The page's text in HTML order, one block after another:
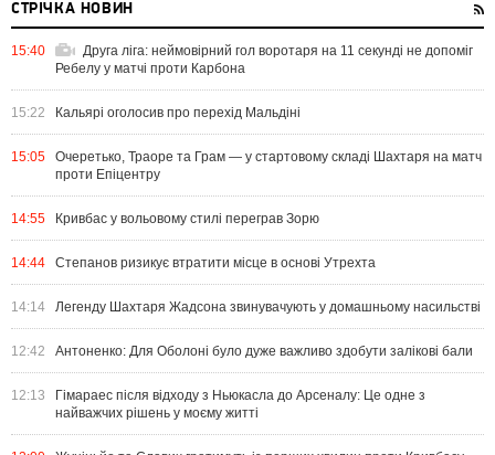
СТРІЧКА НОВИН
15:40
Друга ліга: неймовірний гол воротаря на 11 секунді не допоміг
Ребелу у матчі проти Карбона
15:22 Кальярі оголосив про перехід Мальдіні
15:05
Очеретько, Траоре та Грам — у стартовому складі Шахтаря на матч
проти Епіцентру
14:55 Кривбас у вольовому стилі переграв Зорю
14:44 Степанов ризикує втратити місце в основі Утрехта
14:14 Легенду Шахтаря Жадсона звинувачують у домашньому насильстві
12:42 Антоненко: Для Оболоні було дуже важливо здобути залікові бали
12:13
Гімараес після відходу з Ньюкасла до Арсеналу: Це одне з
найважчих рішень у моєму житті